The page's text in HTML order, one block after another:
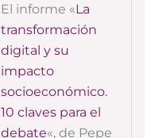
El informe «La
transformación
digital y su
impacto
socioeconómico.
10 claves para el
debate«, de Pepe